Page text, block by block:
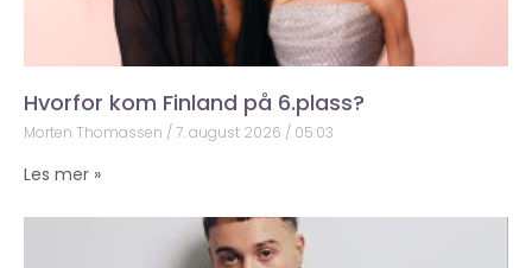
Hvorfor kom Finland på 6.plass?
Morten Thomassen 7. august 2026 05:03
Les mer »